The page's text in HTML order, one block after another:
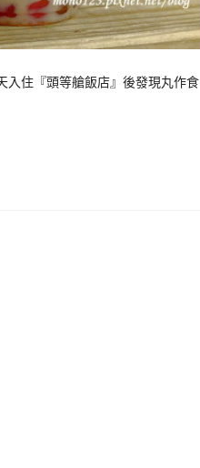
入住『頭等艙飯店』後發現丸作食